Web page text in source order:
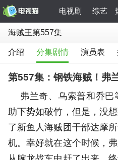
电视剧 综艺
海贼王第557集
介绍 分集剧情 演员表
第557集：钢铁海贼！弗
弗兰奇、乌索普和乔
助下势如破竹，但是，没
了新鱼人海贼团干部达摩
机。幸好就在这个时候，